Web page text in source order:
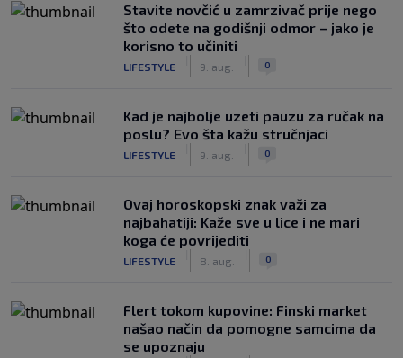
Stavite novčić u zamrzivač prije nego
što odete na godišnji odmor – jako je
korisno to učiniti
LIFESTYLE 9. aug. 0
Kad je najbolje uzeti pauzu za ručak na
poslu? Evo šta kažu stručnjaci
LIFESTYLE 9. aug. 0
Ovaj horoskopski znak važi za
najbahatiji: Kaže sve u lice i ne mari
koga će povrijediti
LIFESTYLE 8. aug. 0
Flert tokom kupovine: Finski market
našao način da pomogne samcima da
se upoznaju